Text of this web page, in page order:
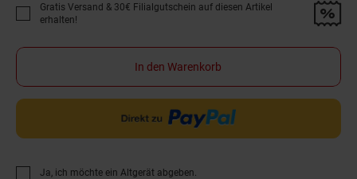
Promotion "Gratis Versand &amp; 30€ Filialgutschein auf diesen Artikel
Gratis Versand & 30€ Filialgutschein auf diesen Artikel
erhalten!
In den Warenkorb
Ja, ich möchte ein Altgerät abgeben.